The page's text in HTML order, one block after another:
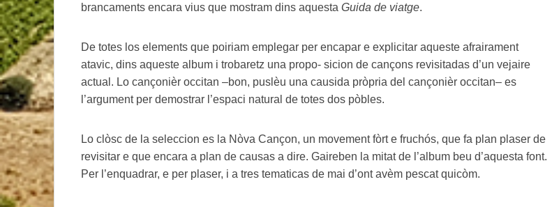
brancaments encara vius que mostram dins aquesta Guida de viatge.
De totes los elements que poiriam emplegar per encapar e explicitar aqueste afrairament
atavic, dins aqueste album i trobaretz una propo- sicion de cançons revisitadas d’un vejaire
actual. Lo cançonièr occitan –bon, puslèu una causida pròpria del cançonièr occitan– es
l’argument per demostrar l’espaci natural de totes dos pòbles.
Lo clòsc de la seleccion es la Nòva Cançon, un movement fòrt e fruchós, que fa plan plaser de
revisitar e que encara a plan de causas a dire. Gaireben la mitat de l’album beu d’aquesta font.
Per l’enquadrar, e per plaser, i a tres tematicas de mai d’ont avèm pescat quicòm.